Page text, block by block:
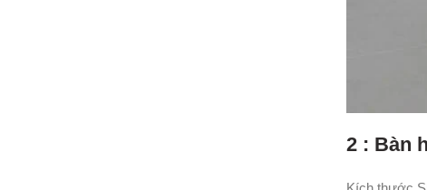
2 : Bàn